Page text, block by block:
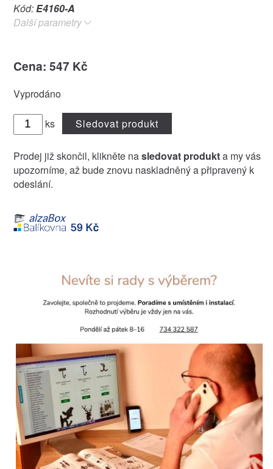
Kód:E4160-A
Další parametry
Cena: 547 Kč
Vyprodáno
ks Sledovat produkt
Prodej již skončil, klikněte nasledovat produkta my vás
upozorníme, až bude znovu naskladněný a připravený k
odeslání.